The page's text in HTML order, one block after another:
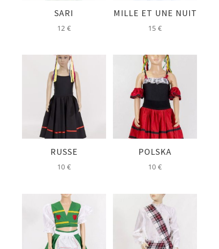
SARI
12 €
MILLE ET UNE NUIT
15€
RUSSE
10 €
POLSKA
10€